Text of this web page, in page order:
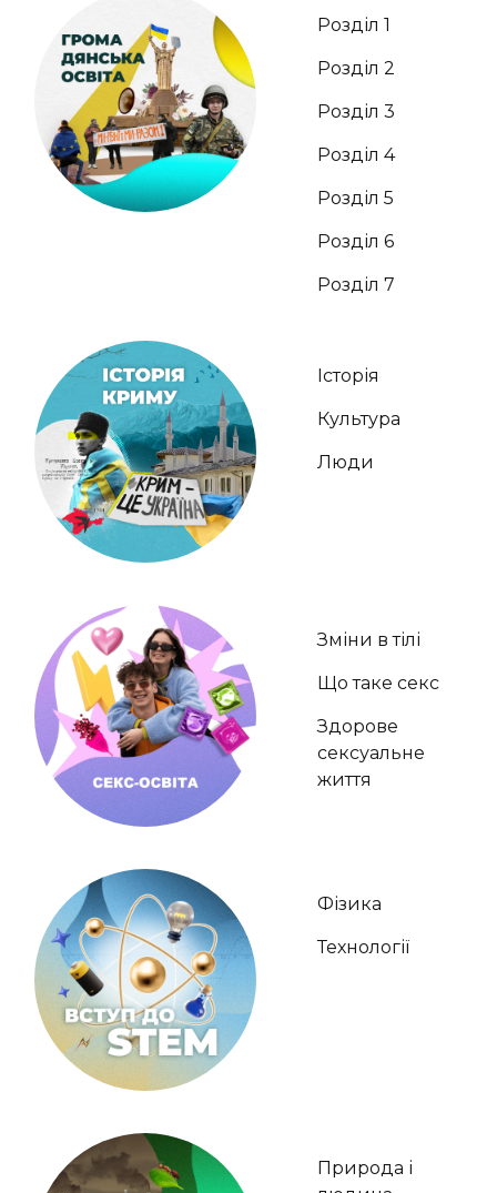
Розділ 1
Розділ 2
Розділ 3
Розділ 4
Розділ 5
Розділ 6
Розділ 7
Історія
Культура
Люди
Зміни в тілі
Що таке секс
Здорове
сексуальне
життя
Фізика
Технології
Природа і